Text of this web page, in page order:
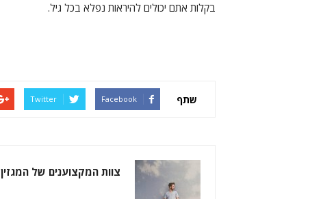
בקלות אתם יכולים להיראות נפלא בכל גיל.
שתף Facebook
Twitter
צוות המקצוענים של המגזין